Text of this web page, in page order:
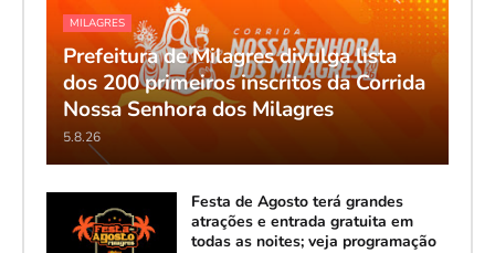
MILAGRES
Prefeitura de Milagres divulga lista
dos 200 primeiros inscritos da Corrida
Nossa Senhora dos Milagres
5.8.26
Festa de Agosto terá grandes
atrações e entrada gratuita em
todas as noites; veja programação